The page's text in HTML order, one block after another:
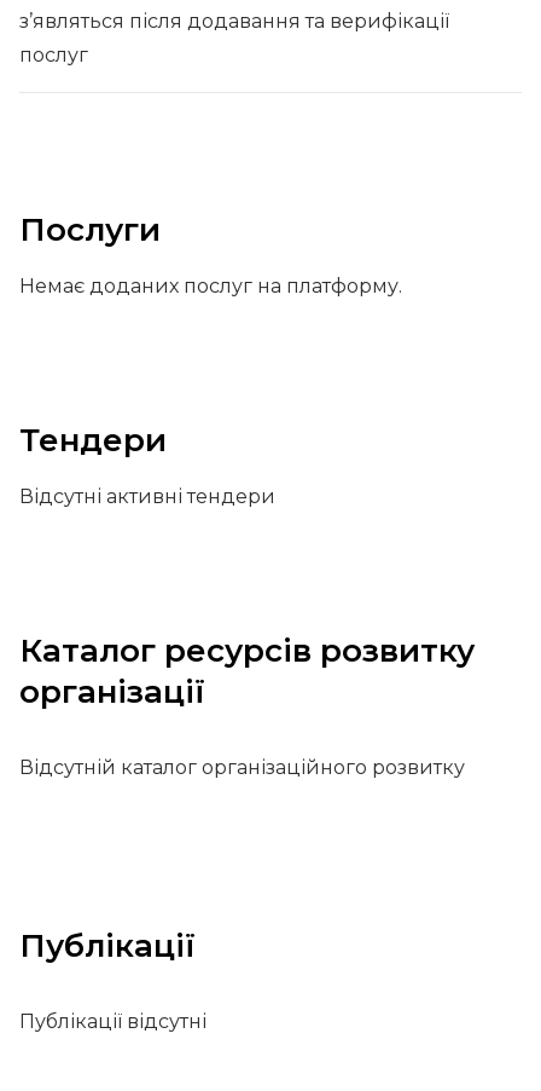
з’являться після додавання та верифікації
послуг
Послуги
Немає доданих послуг на платформу.
Тендери
Відсутні активні тендери
Каталог ресурсів розвитку
організації
Відсутній каталог організаційного розвитку
Публікації
Публікації відсутні